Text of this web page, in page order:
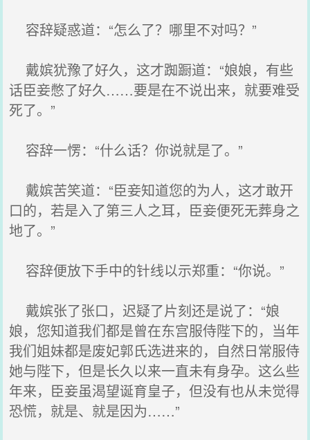
容辞疑惑道：“怎么了？哪里不对吗？”
戴嫔犹豫了好久，这才踟蹰道：“娘娘，有些
话臣妾憋了好久……要是在不说出来，就要难受
死了。”
容辞一愣：“什么话？你说就是了。”
戴嫔苦笑道：“臣妾知道您的为人，这才敢开
口的，若是入了第三人之耳，臣妾便死无葬身之
地了。”
容辞便放下手中的针线以示郑重：“你说。”
戴嫔张了张口，迟疑了片刻还是说了：“娘
娘，您知道我们都是曾在东宫服侍陛下的，当年
我们姐妹都是废妃郭氏选进来的，自然日常服侍
她与陛下，但是长久以来一直未有身孕。这么些
年来，臣妾虽渴望诞育皇子，但没有也从未觉得
恐慌，就是、就是因为……”